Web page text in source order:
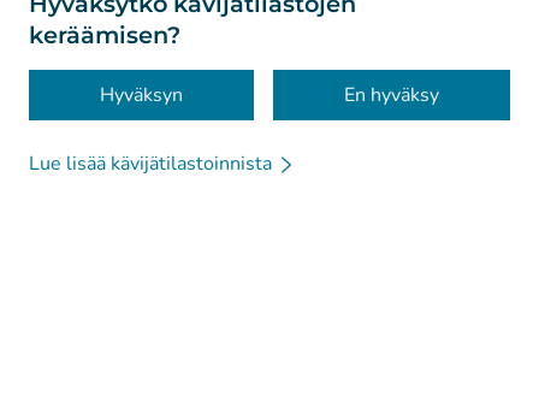
keräämisen?
Hyväksyn En hyväksy
Lue lisää kävijätilastoinnista
Saavutettavuus
Evästeet